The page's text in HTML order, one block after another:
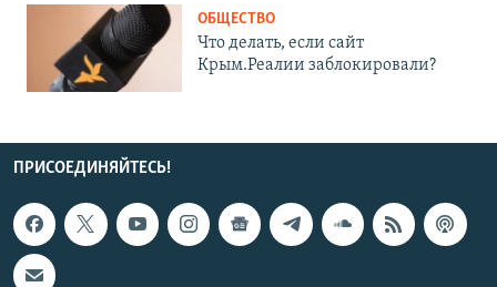
ОБЩЕСТВО
Что делать, если сайт
Крым.Реалии заблокировали?
ПРИСОЕДИНЯЙТЕСЬ!